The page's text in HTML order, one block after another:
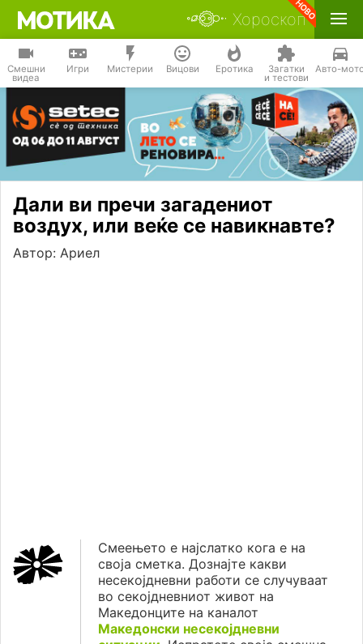
Хороскоп
Смешни
видеа
Игри Мистерии Вицови Еротика Загатки
и тестови
Авто-
Дали ви пречи загадениот
воздух, или веќе се навикнавте?
Автор: Ариел
Смеењето е најслатко кога е на
своја сметка. Дознајте какви
несекојдневни работи се случуваат
во секојдневниот живот на
Македонците на каналот
Македонски несекојдневни